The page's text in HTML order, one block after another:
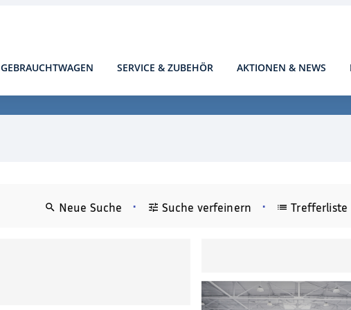
GEBRAUCHTWAGEN SERVICE & ZUBEHÖR AKTIONEN & NEWS
Neue Suche • Suche verfeinern • Trefferliste